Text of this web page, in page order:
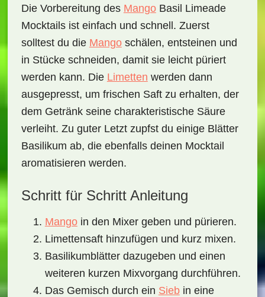
Die Vorbereitung des MangoBasil Limeade
Mocktailsist einfach und schnell. Zuerst
solltest du die Mangoschälen, entsteinen und
in Stücke schneiden, damit sie leicht püriert
werden kann. Die Limetten werden dann
ausgepresst, um frischen Saft zu erhalten, der
dem Getränk seine charakteristische Säure
verleiht. Zu guter Letzt zupfst du einige Blätter
Basilikum ab, die ebenfalls deinen Mocktail
aromatisieren werden.
Schritt für Schritt Anleitung
Mangoin den Mixer geben und pürieren.
Limettensaft hinzufügen und kurz mixen.
Basilikumblätter dazugeben und einen
weiteren kurzen Mixvorgang durchführen.
Das Gemisch durch ein Siebin eine